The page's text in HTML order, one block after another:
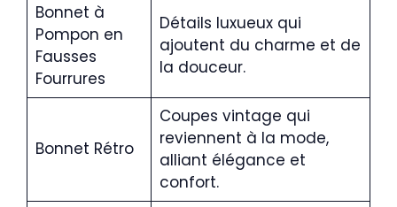
Bonnet à
Pompon en
Fausses
Fourrures
Détails luxueux qui
ajoutent du charme et de
la douceur.
Bonnet Rétro
Coupes vintage qui
reviennent à la mode,
alliant élégance et
confort.